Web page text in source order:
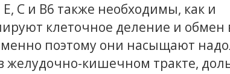
C и B6 также необходимы, как и
клеточное деление и обмен
поэтому они насыщают
желудочно-кишечном тракте,